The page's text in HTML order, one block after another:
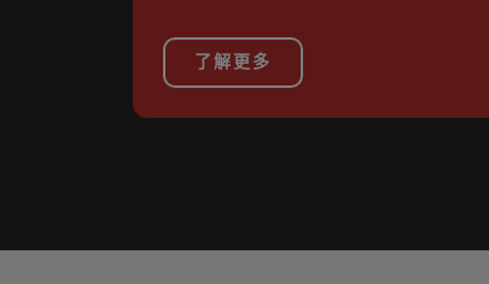
了解更多